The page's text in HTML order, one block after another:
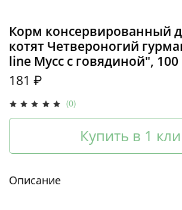
(0)
Корм консервированный
котят Четвероногий
line Мусс с говядиной", 100
181 ₽
Купить в 1
Описание